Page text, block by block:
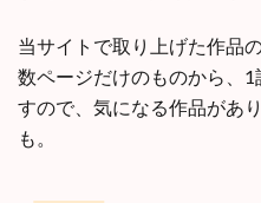
当サイトで取り上げた作品
数ページだけのものから、
すので、気になる作品があ
も。